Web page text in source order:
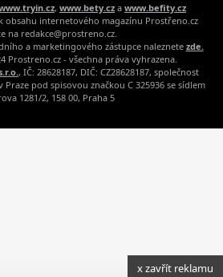
, www.bety.cz a www.befity.cz
obsahu internetového magazínu Prostřeno.cz
na redakce@prostreno.cz.
a marketingového zástupce naleznete zde.
Prostreno.cz - všechna práva vyhrazena.
, IČ: 28628187, DIČ: CZ28628187, společnost
pod spisovou značkou C 325936 se sídlem
1281/2, 158 00, Praha 5
x zavřít reklamu